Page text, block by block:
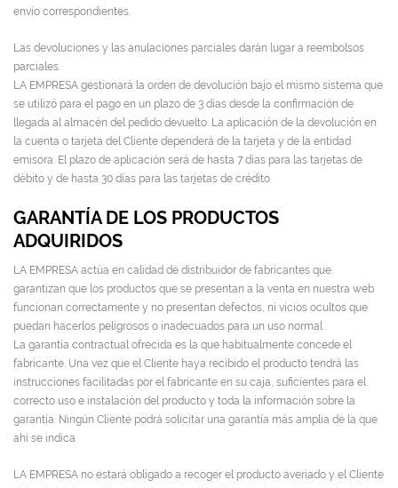
envío correspondientes.
Las devoluciones y las anulaciones parciales darán lugar a reembolsos
parciales.
LA EMPRESA gestionará la orden de devolución bajo el mismo sistema que
se utilizó para el pago en un plazo de 3 días desde la confirmación de
llegada al almacén del pedido devuelto. La aplicación de la devolución en
la cuenta o tarjeta del Cliente dependerá de la tarjeta y de la entidad
emisora. El plazo de aplicación será de hasta 7 días para las tarjetas de
débito y de hasta 30 días para las tarjetas de crédito.
GARANTÍA DE LOS PRODUCTOS
ADQUIRIDOS
LA EMPRESA actúa en calidad de distribuidor de fabricantes que
garantizan que los productos que se presentan a la venta en nuestra web
funcionan correctamente y no presentan defectos, ni vicios ocultos que
puedan hacerlos peligrosos o inadecuados para un uso normal.
La garantía contractual ofrecida es la que habitualmente concede el
fabricante. Una vez que el Cliente haya recibido el producto tendrá las
instrucciones facilitadas por el fabricante en su caja, suficientes para el
correcto uso e instalación del producto y toda la información sobre la
garantía. Ningún Cliente podrá solicitar una garantía más amplia de la que
ahí se indica.
LA EMPRESA no estará obligado a recoger el producto averiado y el Cliente